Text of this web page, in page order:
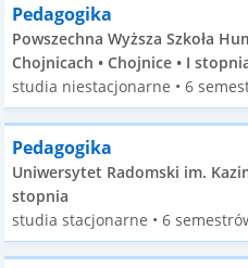
Pedagogika
Powszechna Wyższa Szkoła
Chojnicach • Chojnice • I
studia niestacjonarne • 6
Pedagogika
Uniwersytet Radomski im.
stopnia
studia stacjonarne • 6